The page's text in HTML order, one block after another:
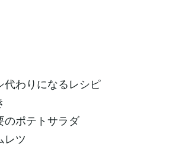
わりになるレシピ
のポテトサラダ
レツ